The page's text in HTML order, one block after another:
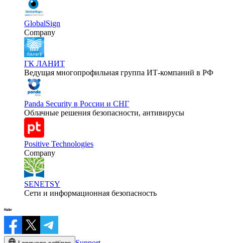
GlobalSign
Company
ГК ЛАНИТ
Ведущая многопрофильная группа ИТ-компаний в РФ
Panda Security в России и СНГ
Облачные решения безопасности, антивирусы
Positive Technologies
Company
SENETSY
Сети и информационная безопасность